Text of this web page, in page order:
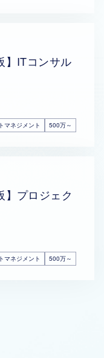
】ITコンサル
マネジメント 500万～
】プロジェク
マネジメント 500万～